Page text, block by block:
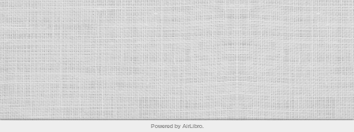
Powered by AirLibro.